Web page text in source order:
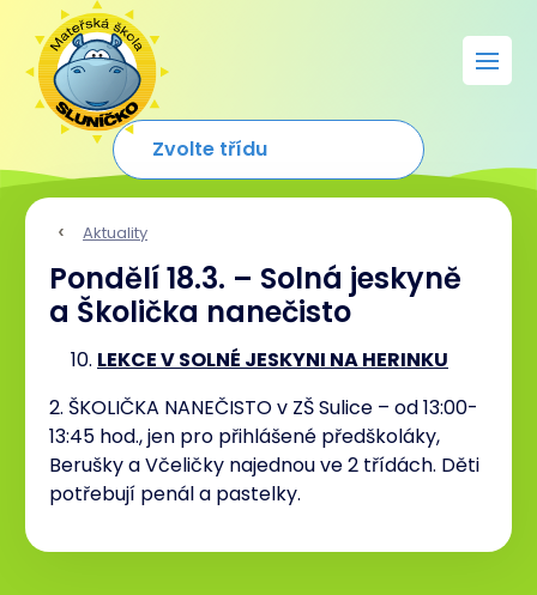
Aktuality
Pondělí 18.3. – Solná jeskyně
a Školička nanečisto
LEKCE V SOLNÉ JESKYNI NA HERINKU
2. ŠKOLIČKA NANEČISTO v ZŠ Sulice – od 13:00-
13:45 hod., jen pro přihlášené předškoláky,
Berušky a Včeličky najednou ve 2 třídách. Děti
potřebují penál a pastelky.